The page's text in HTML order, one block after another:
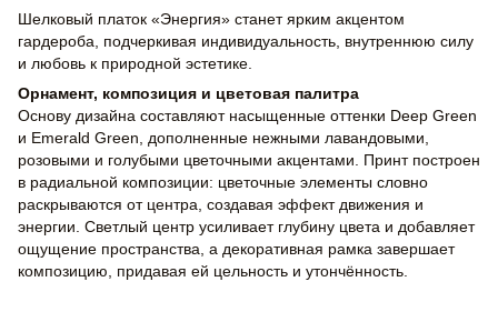
Шелковый платок «Энергия» станет ярким акцентом
гардероба, подчеркивая индивидуальность, внутреннюю силу
и любовь к природной эстетике.
Орнамент, композиция и цветовая палитра
Основу дизайна составляют насыщенные оттенки Deep Green
и Emerald Green, дополненные нежными лавандовыми,
розовыми и голубыми цветочными акцентами. Принт построен
в радиальной композиции: цветочные элементы словно
раскрываются от центра, создавая эффект движения и
энергии. Светлый центр усиливает глубину цвета и добавляет
ощущение пространства, а декоративная рамка завершает
композицию, придавая ей цельность и утончённость.